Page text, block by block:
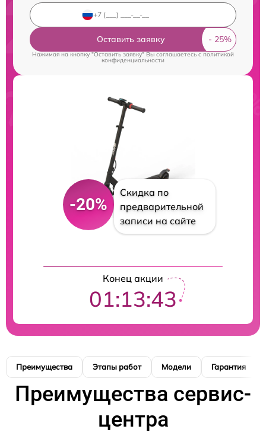
Оставить заявку
Нажимая на кнопку "Оставить заявку" Вы соглашаетесь cполитикой
конфиденциальности
-20%
Скидка по
предварительной
записи на сайте
Конец акции
01:13:42
Преимущества Этапы работ Модели Гарантия
Преимущества сервис-
центра